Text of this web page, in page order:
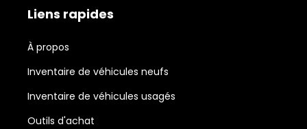
Liens rapides
À propos
Inventaire de véhicules neufs
Inventaire de véhicules usagés
Outils d'achat